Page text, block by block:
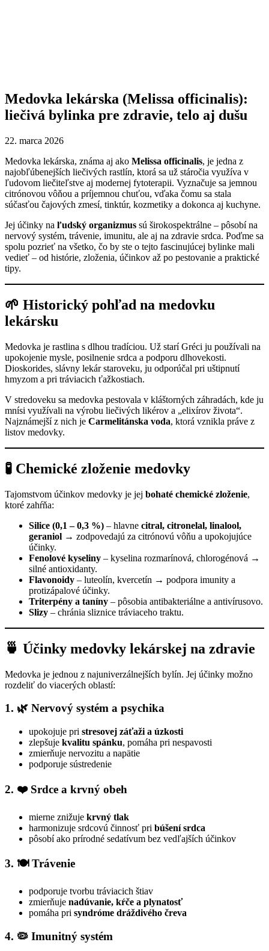
Medovka lekárska (Melissa officinalis):
liečivá bylinka pre zdravie, telo aj dušu
22. marca 2026
Medovka lekárska, známa aj ako Melissa officinalis, je jedna z
najobľúbenejších liečivých rastlín, ktorá sa už stáročia využíva v
ľudovom liečiteľstve aj modernej fytoterapii. Vyznačuje sa jemnou
citrónovou vôňou a príjemnou chuťou, vďaka čomu sa stala
súčasťou čajových zmesí, tinktúr, kozmetiky a dokonca aj kuchyne.
Jej účinky na ľudský organizmus sú širokospektrálne – pôsobí na
nervový systém, trávenie, imunitu, ale aj na zdravie srdca. Poďme sa
spolu pozrieť na všetko, čo by ste o tejto fascinujúcej bylinke mali
vedieť – od histórie, zloženia, účinkov až po pestovanie a praktické
tipy.
🌱 Historický pohľad na medovku
lekársku
Medovka je rastlina s dlhou tradíciou. Už starí Gréci ju používali na
upokojenie mysle, posilnenie srdca a podporu dlhovekosti.
Dioskorides, slávny lekár staroveku, ju odporúčal pri uštipnutí
hmyzom a pri tráviacich ťažkostiach.
V stredoveku sa medovka pestovala v kláštorných záhradách, kde ju
mnísi využívali na výrobu liečivých likérov a „elixírov života“.
Najznámejší z nich je Carmelitánska voda, ktorá vznikla práve z
listov medovky.
🧪 Chemické zloženie medovky
Tajomstvom účinkov medovky je jej bohaté chemické zloženie,
ktoré zahŕňa:
Silice (0,1 – 0,3 %) – hlavne citral, citronelal, linalool,
geraniol → zodpovedajú za citrónovú vôňu a upokojujúce
účinky.
Fenolové kyseliny – kyselina rozmarínová, chlorogénová →
silné antioxidanty.
Flavonoidy – luteolín, kvercetín → podpora imunity a
protizápalové účinky.
Triterpény a taníny – pôsobia antibakteriálne a antivírusovo.
Slizy – chránia sliznice tráviaceho traktu.
🍵 Účinky medovky lekárskej na zdravie
Medovka je jednou z najuniverzálnejších bylín. Jej účinky možno
rozdeliť do viacerých oblastí:
1. 🌿 Nervový systém a psychika
upokojuje pri stresovej záťaži a úzkosti
zlepšuje kvalitu spánku, pomáha pri nespavosti
zmierňuje nervozitu a napätie
podporuje sústredenie
2. ❤️ Srdce a krvný obeh
mierne znižuje krvný tlak
harmonizuje srdcovú činnosť pri búšení srdca
pôsobí ako prírodné sedatívum bez vedľajších účinkov
3. 🍽 Trávenie
podporuje tvorbu tráviacich štiav
zmierňuje nadúvanie, kŕče a plynatosť
pomáha pri syndróme dráždivého čreva
4. 🦠 Imunitný systém